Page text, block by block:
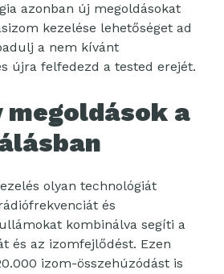
azonban új megoldásokat
kezelése lehetőséget ad
a nem kívánt
újra felfedezd a tested erejét.
a
olyan technológiát
és
kombinálva segíti a
és az izomfejlődést. Ezen
izom-összehúzódást is